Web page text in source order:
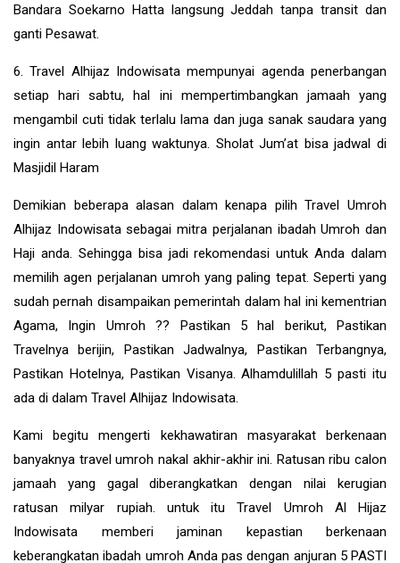
Bandara Soekarno Hatta langsung Jeddah tanpa transit dan
ganti Pesawat.
6. Travel Alhijaz Indowisata mempunyai agenda penerbangan
setiap hari sabtu, hal ini mempertimbangkan jamaah yang
mengambil cuti tidak terlalu lama dan juga sanak saudara yang
ingin antar lebih luang waktunya. Sholat Jum’at bisa jadwal di
Masjidil Haram
Demikian beberapa alasan dalam kenapa pilih Travel Umroh
Alhijaz Indowisata sebagai mitra perjalanan ibadah Umroh dan
Haji anda. Sehingga bisa jadi rekomendasi untuk Anda dalam
memilih agen perjalanan umroh yang paling tepat. Seperti yang
sudah pernah disampaikan pemerintah dalam hal ini kementrian
Agama, Ingin Umroh ?? Pastikan 5 hal berikut, Pastikan
Travelnya berijin, Pastikan Jadwalnya, Pastikan Terbangnya,
Pastikan Hotelnya, Pastikan Visanya. Alhamdulillah 5 pasti itu
ada di dalam Travel Alhijaz Indowisata.
Kami begitu mengerti kekhawatiran masyarakat berkenaan
banyaknya travel umroh nakal akhir-akhir ini. Ratusan ribu calon
jamaah yang gagal diberangkatkan dengan nilai kerugian
ratusan milyar rupiah. untuk itu Travel Umroh Al Hijaz
Indowisata memberi jaminan kepastian berkenaan
keberangkatan ibadah umroh Anda pas dengan anjuran 5 PASTI